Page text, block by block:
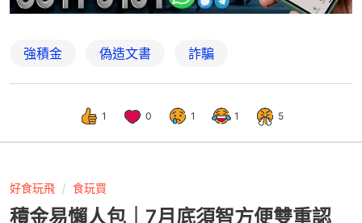
強積金 偽造文書 詐騙
1 0 1 1 5
好食玩飛 食玩買
積金易懶人包｜7月底須智方便雙重認